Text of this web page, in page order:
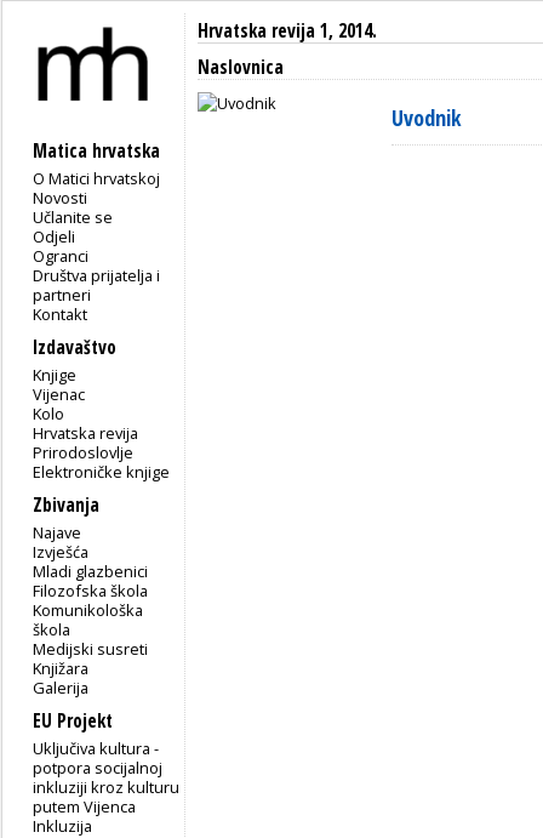
Matica hrvatska
O Matici hrvatskoj
Novosti
Učlanite se
Odjeli
Ogranci
Društva prijatelja i
partneri
Kontakt
Izdavaštvo
Knjige
Vijenac
Kolo
Hrvatska revija
Prirodoslovlje
Elektroničke knjige
Zbivanja
Najave
Izvješća
Mladi glazbenici
Filozofska škola
Komunikološka
škola
Medijski susreti
Knjižara
Galerija
EU Projekt
Uključiva kultura -
potpora socijalnoj
inkluziji kroz kulturu
putem Vijenca
Inkluzija
Hrvatska revija 1, 2014.
Naslovnica
Uvodnik